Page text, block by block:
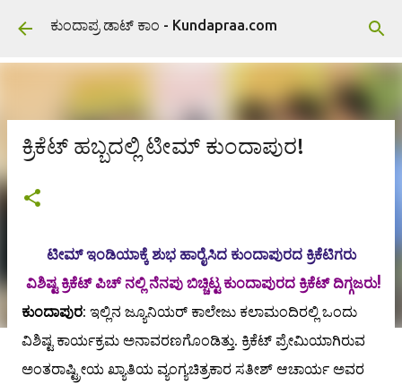
ವಿಷಯಕ್ಕೆ ಹೋಗಿ
ಕುಂದಾಪ್ರ ಡಾಟ್ ಕಾಂ - Kundapraa.com
ಕ್ರಿಕೆಟ್ ಹಬ್ಬದಲ್ಲಿ ಟೀಮ್ ಕುಂದಾಪುರ!
ಟೀಮ್ ಇಂಡಿಯಾಕ್ಕೆ ಶುಭ ಹಾರೈಸಿದ ಕುಂದಾಪುರದ ಕ್ರಿಕೆಟಿಗರು
ವಿಶಿಷ್ಟ ಕ್ರಿಕೆಟ್ ಪಿಚ್ ನಲ್ಲಿ ನೆನಪು ಬಿಚ್ಚಿಟ್ಟ ಕುಂದಾಪುರದ ಕ್ರಿಕೆಟ್ ದಿಗ್ಗಜರು!
ಕುಂದಾಪುರ: ಇಲ್ಲಿನ ಜ್ಯೂನಿಯರ್ ಕಾಲೇಜು ಕಲಾಮಂದಿರಲ್ಲಿ ಒಂದು
ವಿಶಿಷ್ಟ ಕಾರ್ಯಕ್ರಮ ಅನಾವರಣಗೊಂಡಿತ್ತು. ಕ್ರಿಕೆಟ್ ಪ್ರೇಮಿಯಾಗಿರುವ
ಅಂತರಾಷ್ಟ್ರೀಯ ಖ್ಯಾತಿಯ ವ್ಯಂಗ್ಯಚಿತ್ರಕಾರ ಸತೀಶ್ ಆಚಾರ್ಯ ಅವರ